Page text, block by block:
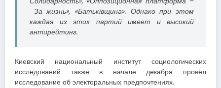
За жизнь», «Батьківщина». Однако при этом
каждая из этих партий имеет и высокий
антирейтинг.
Киевский национальный институт социологических
исследований также в начале декабря провёл
исследование об электоральных предпочтениях.